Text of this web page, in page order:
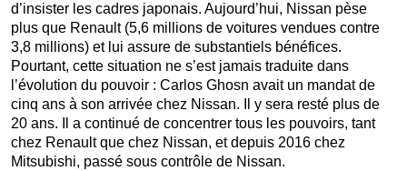
d’insister les cadres japonais. Aujourd’hui, Nissan pèse
plus que Renault (5,6 millions de voitures vendues contre
3,8 millions) et lui assure de substantiels bénéfices.
Pourtant, cette situation ne s’est jamais traduite dans
l’évolution du pouvoir : Carlos Ghosn avait un mandat de
cinq ans à son arrivée chez Nissan. Il y sera resté plus de
20 ans. Il a continué de concentrer tous les pouvoirs, tant
chez Renault que chez Nissan, et depuis 2016 chez
Mitsubishi, passé sous contrôle de Nissan.